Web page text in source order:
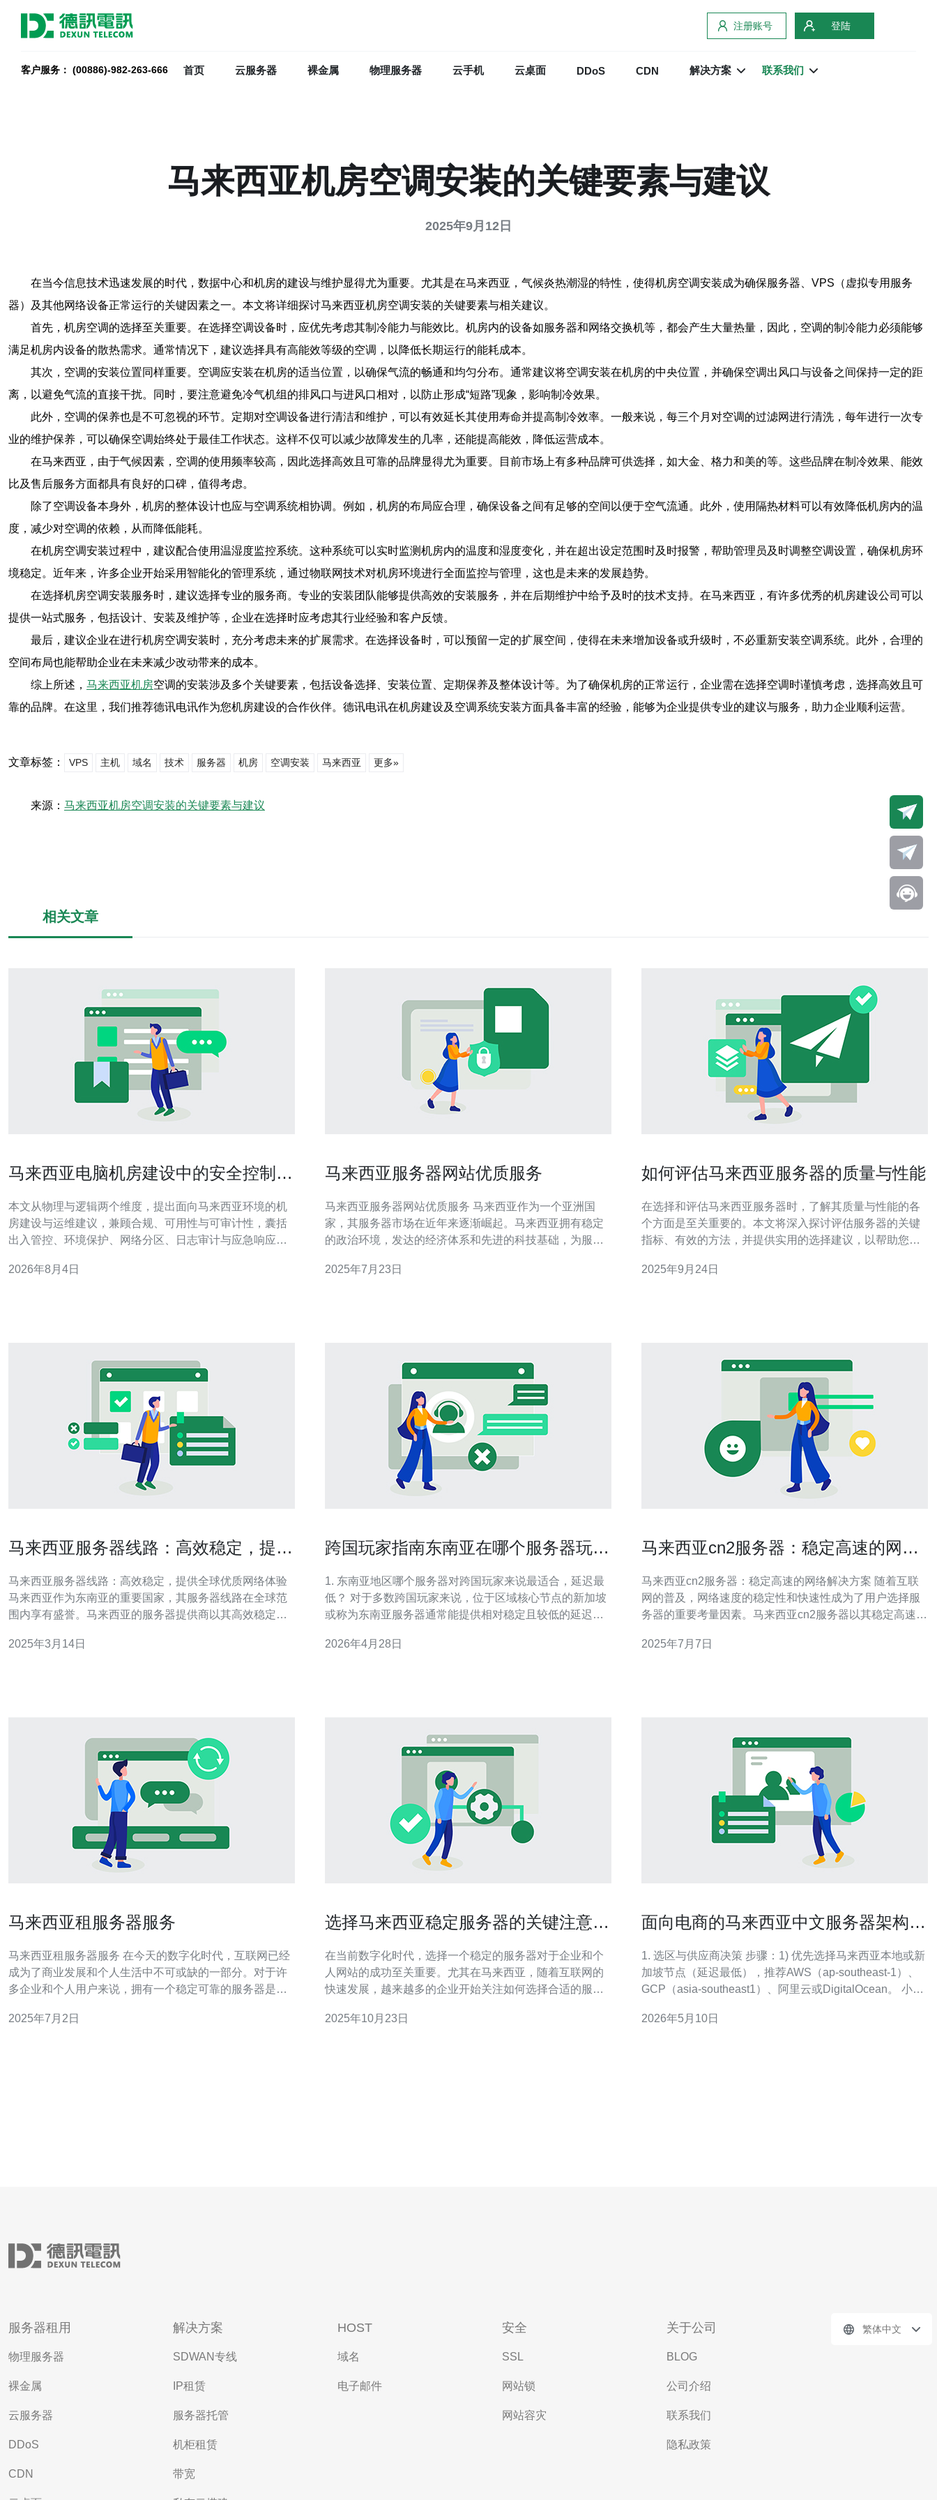
注册账号 登陆
客户服务： (00886)-982-263-666 首页 云服务器 裸金属 物理服务器 云手机 云桌面 DDoS CDN 解决方案 联系我们
马来西亚机房空调安装的关键要素与建议
2025年9月12日
在当今信息技术迅速发展的时代，数据中心和机房的建设与维护显得尤为重要。尤其是在马来西亚，气候炎热潮湿的特性，使得机房空调安装成为确保服务器、VPS（虚拟专用服务
器）及其他网络设备正常运行的关键因素之一。本文将详细探讨马来西亚机房空调安装的关键要素与相关建议。
首先，机房空调的选择至关重要。在选择空调设备时，应优先考虑其制冷能力与能效比。机房内的设备如服务器和网络交换机等，都会产生大量热量，因此，空调的制冷能力必须能够
满足机房内设备的散热需求。通常情况下，建议选择具有高能效等级的空调，以降低长期运行的能耗成本。
其次，空调的安装位置同样重要。空调应安装在机房的适当位置，以确保气流的畅通和均匀分布。通常建议将空调安装在机房的中央位置，并确保空调出风口与设备之间保持一定的距
离，以避免气流的直接干扰。同时，要注意避免冷气机组的排风口与进风口相对，以防止形成“短路”现象，影响制冷效果。
此外，空调的保养也是不可忽视的环节。定期对空调设备进行清洁和维护，可以有效延长其使用寿命并提高制冷效率。一般来说，每三个月对空调的过滤网进行清洗，每年进行一次专
业的维护保养，可以确保空调始终处于最佳工作状态。这样不仅可以减少故障发生的几率，还能提高能效，降低运营成本。
在马来西亚，由于气候因素，空调的使用频率较高，因此选择高效且可靠的品牌显得尤为重要。目前市场上有多种品牌可供选择，如大金、格力和美的等。这些品牌在制冷效果、能效
比及售后服务方面都具有良好的口碑，值得考虑。
除了空调设备本身外，机房的整体设计也应与空调系统相协调。例如，机房的布局应合理，确保设备之间有足够的空间以便于空气流通。此外，使用隔热材料可以有效降低机房内的温
度，减少对空调的依赖，从而降低能耗。
在机房空调安装过程中，建议配合使用温湿度监控系统。这种系统可以实时监测机房内的温度和湿度变化，并在超出设定范围时及时报警，帮助管理员及时调整空调设置，确保机房环
境稳定。近年来，许多企业开始采用智能化的管理系统，通过物联网技术对机房环境进行全面监控与管理，这也是未来的发展趋势。
在选择机房空调安装服务时，建议选择专业的服务商。专业的安装团队能够提供高效的安装服务，并在后期维护中给予及时的技术支持。在马来西亚，有许多优秀的机房建设公司可以
提供一站式服务，包括设计、安装及维护等，企业在选择时应考虑其行业经验和客户反馈。
最后，建议企业在进行机房空调安装时，充分考虑未来的扩展需求。在选择设备时，可以预留一定的扩展空间，使得在未来增加设备或升级时，不必重新安装空调系统。此外，合理的
空间布局也能帮助企业在未来减少改动带来的成本。
综上所述， 马来西亚机房空调的安装涉及多个关键要素，包括设备选择、安装位置、定期保养及整体设计等。为了确保机房的正常运行，企业需在选择空调时谨慎考虑，选择高效且可
靠的品牌。在这里，我们推荐德讯电讯作为您机房建设的合作伙伴。德讯电讯在机房建设及空调系统安装方面具备丰富的经验，能够为企业提供专业的建议与服务，助力企业顺利运营。
文章标签： VPS 主机 域名 技术 服务器 机房 空调安装 马来西亚 更多»
来源： 马来西亚机房空调安装的关键要素与建议
相关文章
马来西亚电脑机房建设中的安全控制与
本文从物理与逻辑两个维度，提出面向马来西亚环境的机
房建设与运维建议，兼顾合规、可用性与可审计性，囊括
出入管控、环境保护、网络分区、日志审计与应急响应等
的安全防护？ 建议采用分层防护（纵深防御）原则：外围
2026年8月4日
马来西亚服务器网站优质服务
马来西亚服务器网站优质服务 马来西亚作为一个亚洲国
家，其服务器市场在近年来逐渐崛起。马来西亚拥有稳定
的政治环境，发达的经济体系和先进的科技基础，为服务
越，连接东南亚和其他国际市场，使得服务器在全球范围
2025年7月23日
如何评估马来西亚服务器的质量与性能
在选择和评估马来西亚服务器时，了解其质量与性能的各
个方面是至关重要的。本文将深入探讨评估服务器的关键
指标、有效的方法，并提供实用的选择建议，以帮助您找
是什么？ 在评估马来西亚服务器的质量时，有几个关键标
2025年9月24日
马来西亚服务器线路：高效稳定，提供
马来西亚服务器线路：高效稳定，提供全球优质网络体验
马来西亚作为东南亚的重要国家，其服务器线路在全球范
围内享有盛誉。马来西亚的服务器提供商以其高效稳定的
路采用先进的网络技术，具有高效稳定的网络连接。无论
2025年3月14日
跨国玩家指南东南亚在哪个服务器玩lol
1. 东南亚地区哪个服务器对跨国玩家来说最适合，延迟最
低？ 对于多数跨国玩家来说，位于区域核心节点的新加坡
或称为东南亚服务器通常能提供相对稳定且较低的延迟。
值，所以来自马来西亚、印尼、菲律宾、越南等地的玩家
2026年4月28日
马来西亚cn2服务器：稳定高速的网络
马来西亚cn2服务器：稳定高速的网络解决方案 随着互联
网的普及，网络速度的稳定性和快速性成为了用户选择服
务器的重要考量因素。马来西亚cn2服务器以其稳定高速的
中国电信的cn2网络线路的服务器。相比传统的普通服务
2025年7月7日
马来西亚租服务器服务
马来西亚租服务器服务 在今天的数字化时代，互联网已经
成为了商业发展和个人生活中不可或缺的一部分。对于许
多企业和个人用户来说，拥有一个稳定可靠的服务器是非
联网基础设施也在不断完善，提供了许多优质的租服务器
2025年7月2日
选择马来西亚稳定服务器的关键注意事
在当前数字化时代，选择一个稳定的服务器对于企业和个
人网站的成功至关重要。尤其在马来西亚，随着互联网的
快速发展，越来越多的企业开始关注如何选择合适的服务
的关键注意事项，帮助您做出明智的决策。 首先，了解不
2025年10月23日
面向电商的马来西亚中文服务器架构优
1. 选区与供应商决策 步骤：1) 优先选择马来西亚本地或新
加坡节点（延迟最低），推荐AWS（ap-southeast-1）、
GCP（asia-southeast1）、阿里云或DigitalOcean。 小贴
2026年5月10日
服务器租用
物理服务器
裸金属
云服务器
DDoS
CDN
解决方案
SDWAN专线
IP租赁
服务器托管
机柜租赁
带宽
HOST
域名
电子邮件
安全
SSL
网站锁
网站容灾
关于公司
BLOG
公司介绍
联系我们
隐私政策
繁体中文